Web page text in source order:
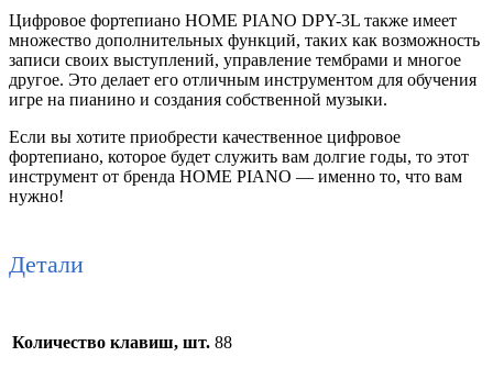
Цифровое фортепиано HOME PIANO DPY-3L также имеет
множество дополнительных функций, таких как возможность
записи своих выступлений, управление тембрами и многое
другое. Это делает его отличным инструментом для обучения
игре на пианино и создания собственной музыки.
Если вы хотите приобрести качественное цифровое
фортепиано, которое будет служить вам долгие годы, то этот
инструмент от бренда HOME PIANO — именно то, что вам
нужно!
Детали
Количество клавиш, шт. 88